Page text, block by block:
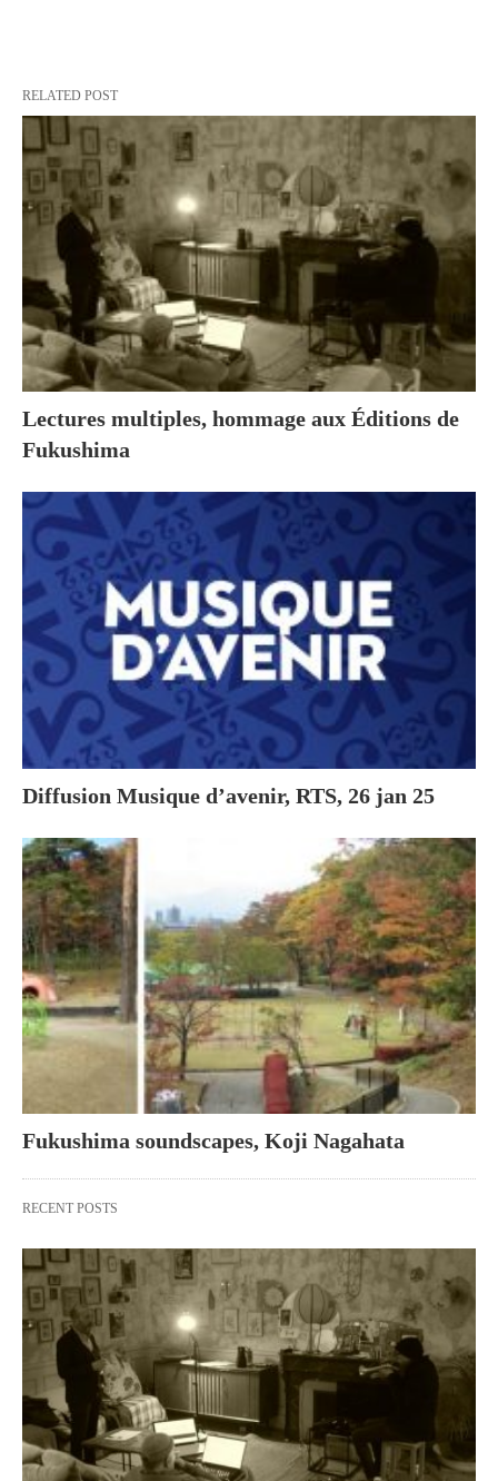
RELATED POST
Lectures multiples, hommage aux Éditions de
Fukushima
Diffusion Musique d’avenir, RTS, 26 jan 25
Fukushima soundscapes, Koji Nagahata
RECENT POSTS